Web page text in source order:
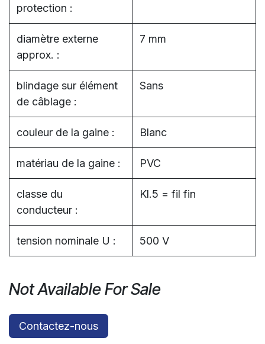
protection :
diamètre externe
approx. :
7 mm
blindage sur élément
de câblage :
Sans
couleur de la gaine : Blanc
matériau de la gaine : PVC
classe du
conducteur :
Kl.5 = fil fin
tension nominale U : 500 V
Not Available For Sale
Contactez-nous